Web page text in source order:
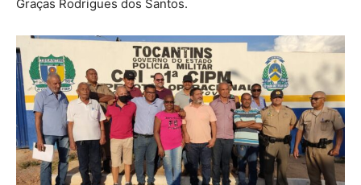
Graças Rodrigues dos Santos.